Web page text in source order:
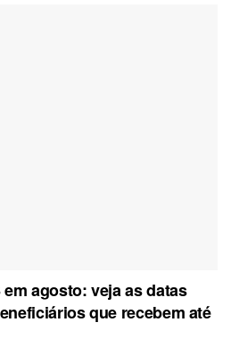
agosto: veja as datas
que recebem até